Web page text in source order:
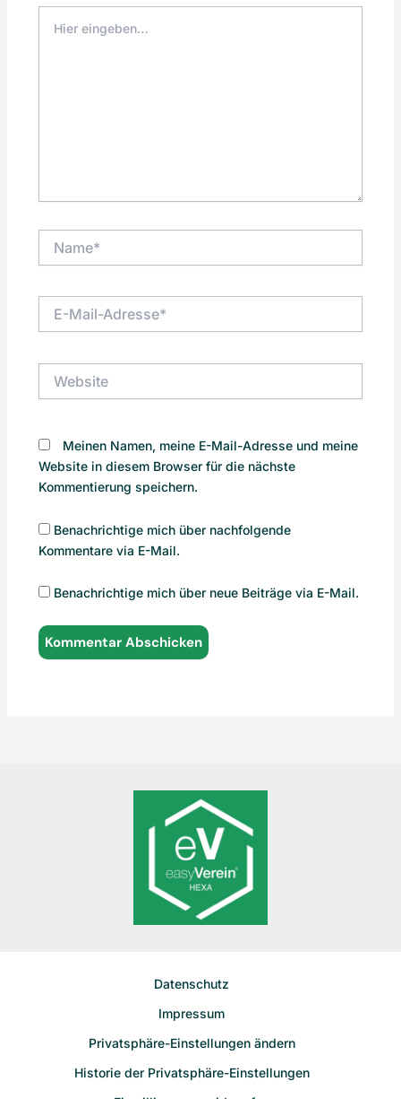
eingeben…
Mail-
Meinen Namen, meine E-Mail-Adresse und meine
Website in diesem Browser für die nächste
Kommentierung speichern.
Benachrichtige mich über nachfolgende
Kommentare via E-Mail.
Benachrichtige mich über neue Beiträge via E-Mail.
Datenschutz
Impressum
Privatsphäre-Einstellungen ändern
Historie der Privatsphäre-Einstellungen